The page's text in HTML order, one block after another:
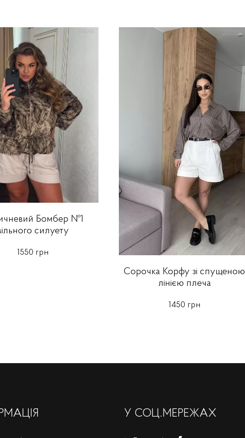
Бомбер №1
силуету
1550 грн
Сорочка Корфу зі спущеною
лінією плеча
1450 грн
У СОЦ.МЕРЕЖАХ